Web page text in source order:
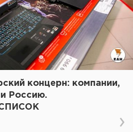
концерн: компании,
Россию.